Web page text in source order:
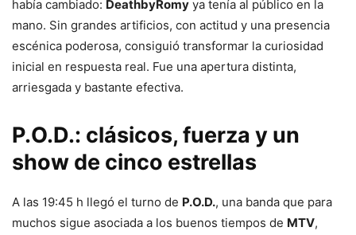
había cambiado: DeathbyRomy ya tenía al público en la
mano. Sin grandes artificios, con actitud y una presencia
escénica poderosa, consiguió transformar la curiosidad
inicial en respuesta real. Fue una apertura distinta,
arriesgada y bastante efectiva.
P.O.D.: clásicos, fuerza y un
show de cinco estrellas
A las 19:45 h llegó el turno de P.O.D., una banda que para
muchos sigue asociada a los buenos tiempos de MTV,